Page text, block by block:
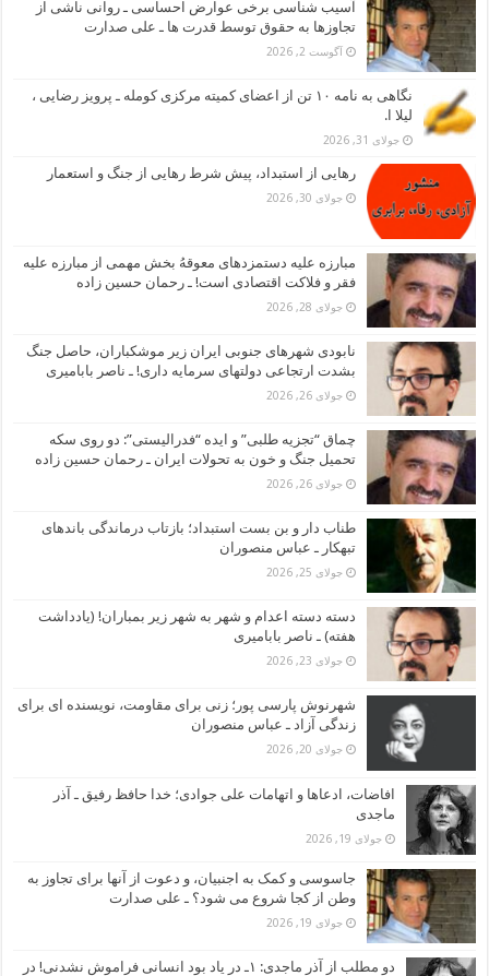
آسیب شناسی برخی عوارض احساسی ـ روانی ناشی از
تجاوزها به حقوق توسط قدرت ها ـ علی صدارت
آگوست 2, 2026
نگاهی به نامه ۱۰ تن از اعضای کمیته مرکزی کومله ـ پرویز رضایی ،
لیلا ا.
جولای 31, 2026
رهایی از استبداد، پیش شرط رهایی از جنگ و استعمار
جولای 30, 2026
مبارزه علیه دستمزدهای معوقهُ بخش مهمی از مبارزه علیه
فقر و فلاکت اقتصادی است! ـ رحمان حسین زاده
جولای 28, 2026
نابودی شهرهای جنوبی ایران زیر موشکباران، حاصل جنگ
بشدت ارتجاعی دولتهای سرمایه داری! ـ ناصر بابامیری
جولای 26, 2026
چماق “تجزیه طلبی” و ایده “فدرالیستی”: دو روی سکه
تحمیل جنگ و خون به تحولات ایران ـ رحمان حسین زاده
جولای 26, 2026
طناب دار و بن بست استبداد؛ بازتاب درماندگی باندهای
تبهکار ـ عباس منصوران
جولای 25, 2026
دسته دسته اعدام و شهر به شهر زیر بمباران! (یادداشت
هفته) ـ ناصر بابامیری
جولای 23, 2026
شهرنوش پارسی پور؛ زنی برای مقاومت، نویسنده ای برای
زندگی آزاد ـ عباس منصوران
جولای 20, 2026
افاضات، ادعاها و اتهامات علی جوادی؛ خدا حافظ رفیق ـ آذر
ماجدی
جولای 19, 2026
جاسوسی و کمک به اجنبیان، و دعوت از آنها برای تجاوز به
وطن از کجا شروع می شود؟ ـ علی صدارت
جولای 19, 2026
دو مطلب از آذر ماجدی: ۱ـ در یاد بود انسانی فراموش نشدنی! در